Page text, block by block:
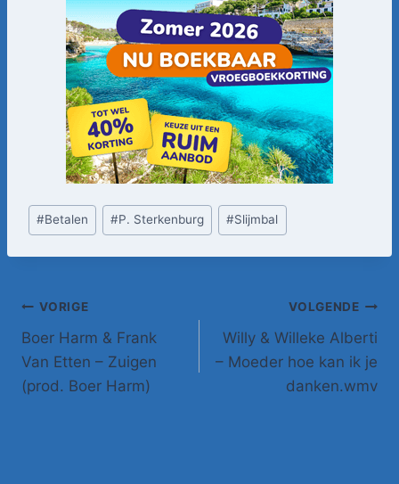
Bericht
tags:
#Betalen #P. Sterkenburg #Slijmbal
Bericht
navigatie
VORIGE
Boer Harm & Frank
Van Etten – Zuigen
(prod. Boer Harm)
VOLGENDE
Willy & Willeke Alberti
– Moeder hoe kan ik je
danken.wmv